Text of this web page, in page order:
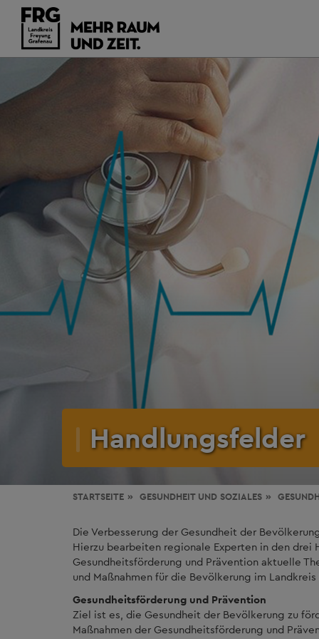
Handlungsfelder
STARTSEITE GESUNDHEIT UND SOZIALES
Die Verbesserung der Gesundheit der
Hierzu bearbeiten regionale Experten in den
Gesundheitsförderung und Prävention aktuelle
und Maßnahmen für die Bevölkerung im
Gesundheitsförderung und Prävention
Ziel ist es, die Gesundheit der Bevölkerung zu
Maßnahmen der Gesundheitsförderung und